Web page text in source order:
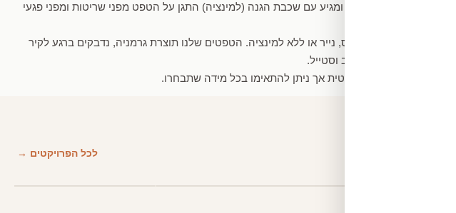
הטפט עשוי ממדבקת ויניל ומגיע עם שכבת הגנה (למינציה) התגן על הטפט מפני שריטות ומפני פגעי
ניתן גם לבחור שיהיה קנבס, נייר או ללא למינציה. הטפטים שלנו תוצרת גרמניה, נדבקים ברגע לקיר
ומקשטים את החלל בעיצוב וסטייל.
הטפט מגיע במידה סטנדרטית אך ניתן להתאימו בכל מידה שתבחרו.
לכל הפרויקטים →